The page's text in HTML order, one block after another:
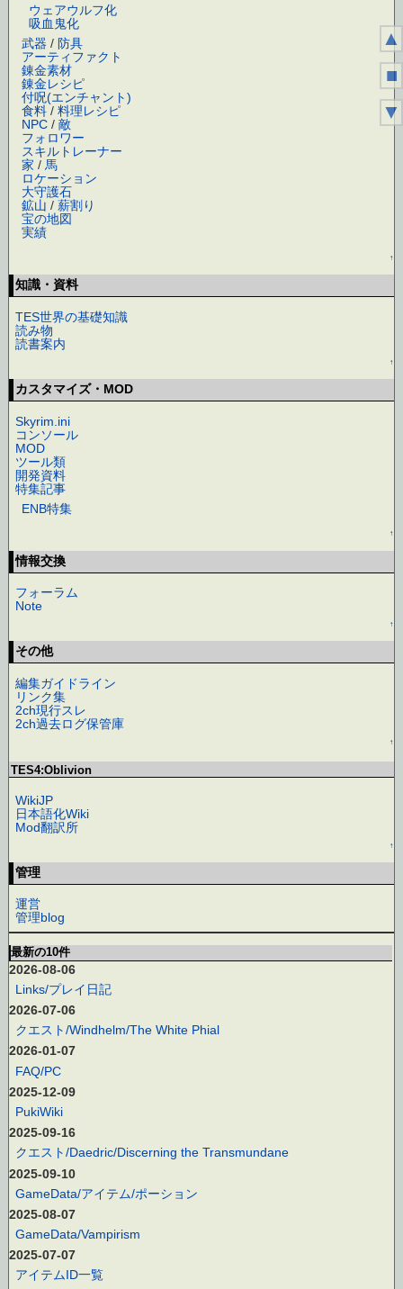
ウェアウルフ化
吸血鬼化
武器 / 防具
アーティファクト
錬金素材
錬金レシピ
付呪(エンチャント)
食料 /料理レシピ
NPC /敵
フォロワー
スキルトレーナー
家 /馬
ロケーション
大守護石
鉱山 /薪割り
宝の地図
実績
↑
知識・資料
TES世界の基礎知識
読み物
読書案内
↑
カスタマイズ・MOD
Skyrim.ini
コンソール
MOD
ツール類
開発資料
特集記事
ENB特集
↑
情報交換
フォーラム
Note
↑
その他
編集ガイドライン
リンク集
2ch現行スレ
2ch過去ログ保管庫
↑
TES4:Oblivion
WikiJP
日本語化Wiki
Mod翻訳所
↑
管理
運営
管理blog
最新の10件
2026-08-06
Links/プレイ日記
2026-07-06
クエスト/Windhelm/The White Phial
2026-01-07
FAQ/PC
2025-12-09
PukiWiki
2025-09-16
クエスト/Daedric/Discerning the Transmundane
2025-09-10
GameData/アイテム/ポーション
2025-08-07
GameData/Vampirism
2025-07-07
アイテムID一覧
▲
■
▼